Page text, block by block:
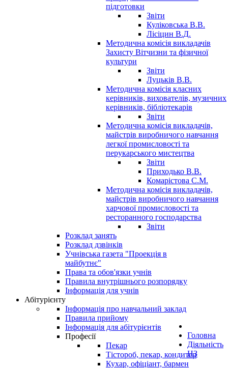
підготовки
Звіти
Куліковська В.В.
Лісіцин В.Д.
Методична комісія викладачів
Захисту Вітчизни та фізичної
культури
Звіти
Луцьків В.В.
Методична комісія класних
керівників, вихователів, музичних
керівників, бібліотекарів
Звіти
Методична комісія викладачів,
майстрів виробничого навчання
легкої промисловості та
перукарського мистецтва
Звіти
Приходько В.В.
Комарістова С.М.
Методична комісія викладачів,
майстрів виробничого навчання
харчової промисловості та
ресторанного господарства
Звіти
Розклад занять
Розклад дзвінків
Учнівська газета "Проекція в
майбутнє"
Права та обов'язки учнів
Правила внутрішнього розпорядку
Інформація для учнів
Абітурієнту
Інформація про навчальний заклад
Правила прийому
Інформація для абітурієнтів
Професії
Пекар
Тістороб, пекар, кондитер
Кухар, офіціант, бармен
Головна
Діяльність
НЗ